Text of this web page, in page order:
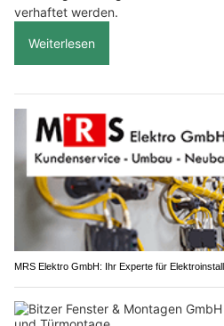
verhaftet werden.
Weiterlesen
MRS Elektro GmbH: Ihr Experte für